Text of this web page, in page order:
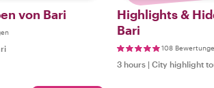
von Bari
Highlights &
Bari
108
3 hours | City highlight